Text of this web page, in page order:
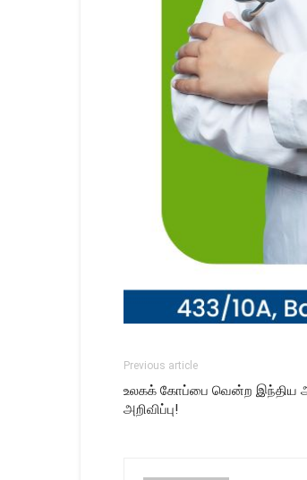
Previous article
உலகக் கோப்பை வென்ற இந்திய
அறிவிப்பு!